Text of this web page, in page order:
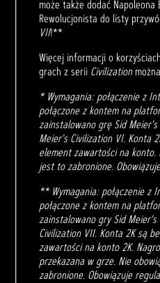
może także dodać
Rewolucjonista do listy
VII!**
Więcej informacji o
grach z serii Civilization
* Wymagania: połączenie z
połączone z kontem na
zainstalowano grę Sid
Meier's Civilization VI. Konta
element zawartości na
jest to zabronione.
** Wymagania: połączenie z
połączone z kontem na
zainstalowano gry Sid
Civilization VII. Konta 2K są
zawartości na konto 2K.
przekazana w grze. Nie
zabronione. Obowiązuje